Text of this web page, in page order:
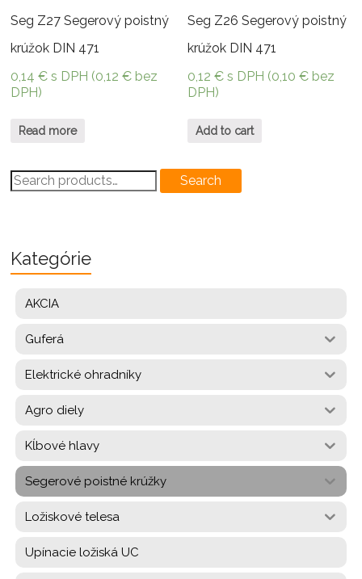
Seg Z27 Segerový poistný
krúžok DIN 471
0,14€ s DPH (0,12€ bez
DPH)
Read more
Seg Z26 Segerový poistný
krúžok DIN 471
0,12€ s DPH (0,10€ bez
DPH)
Add to cart
Search
for:
Search
Kategórie
AKCIA
Guferá
Elektrické ohradníky
Agro diely
Kĺbové hlavy
Segerové poistné krúžky
Ložiskové telesa
Upínacie ložiská UC